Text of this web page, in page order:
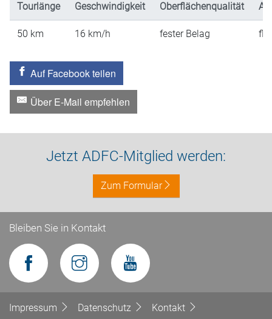
Tourlänge Geschwindigkeit Oberflächenqualität
50 km 16 km/h fester Belag
Auf Facebook teilen
Über E-Mail empfehlen
Jetzt ADFC-Mitglied werden:
Zum Formular
Bleiben Sie in Kontakt
Impressum Datenschutz Kontakt